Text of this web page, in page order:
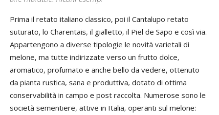
Prima il retato italiano classico, poi il Cantalupo retato
suturato, lo Charentais, il gialletto, il Piel de Sapo e così via.
Appartengono a diverse tipologie le novità varietali di
melone, ma tutte indirizzate verso un frutto dolce,
aromatico, profumato e anche bello da vedere, ottenuto
da pianta rustica, sana e produttiva, dotato di ottima
conservabilità in campo e post raccolta. Numerose sono le
società sementiere, attive in Italia, operanti sul melone: